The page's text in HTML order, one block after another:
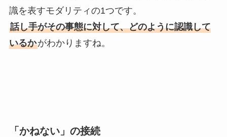
識を表すモダリティの1つです。
話し手がその事態に対して、どのように認識して
いるかがわかりますね。
「かねない」の接続